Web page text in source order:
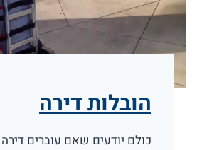
הובלות דירה
כולם יודעים שאם עוברים